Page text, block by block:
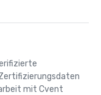
mit Cvent